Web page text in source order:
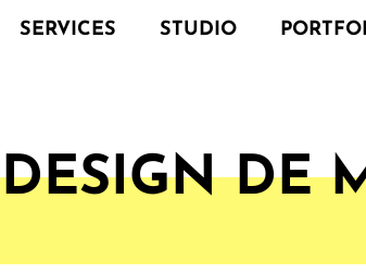
SERVICES STUDIO
DESIGN DE